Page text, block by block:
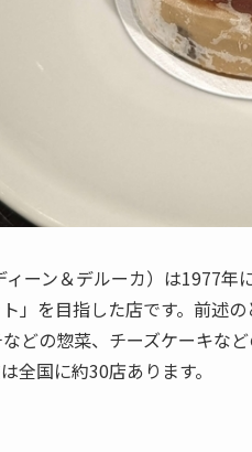
ィーン＆デルーカ）は1977
」を目指した店です。前述
どの惣菜、チーズケーキな
全国に約30店あります。